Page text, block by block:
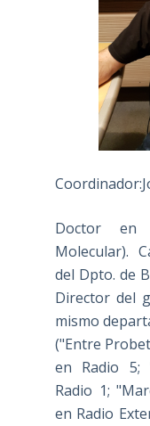
Doctor en
Molecular).
del Dpto. de
Director del
mismo
("Entre
en Radio 5;
Radio 1;
en Radio